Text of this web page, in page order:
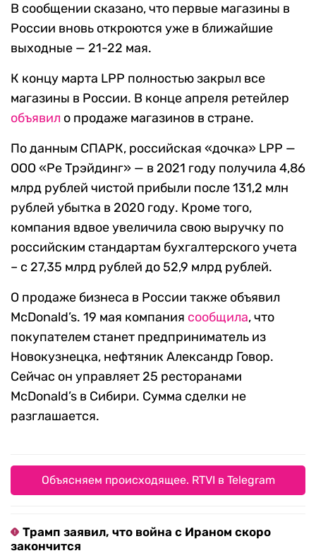
В сообщении сказано, что первые магазины в
России вновь откроются уже в ближайшие
выходные — 21-22 мая.
К концу марта LPP полностью закрыл все
магазины в России. В конце апреля ретейлер
объявил о продаже магазинов в стране.
По данным СПАРК, российская «дочка» LPP —
ООО «Ре Трэйдинг» — в 2021 году получила 4,86
млрд рублей чистой прибыли после 131,2 млн
рублей убытка в 2020 году. Кроме того,
компания вдвое увеличила свою выручку по
российским стандартам бухгалтерского учета
– с 27,35 млрд рублей до 52,9 млрд рублей.
О продаже бизнеса в России также объявил
McDonald’s. 19 мая компания сообщила, что
покупателем станет предприниматель из
Новокузнецка, нефтяник Александр Говор.
Сейчас он управляет 25 ресторанами
McDonald’s в Сибири. Сумма сделки не
разглашается.
Объясняем происходящее. RTVI в Telegram
Трамп заявил, что война с Ираном скоро
закончится